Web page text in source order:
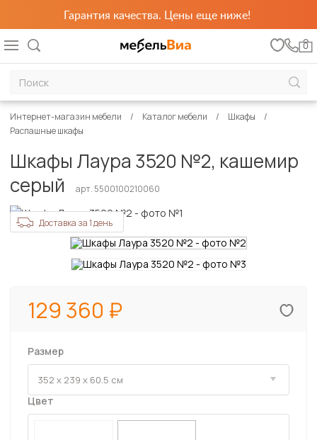
Гарантия качества. Цены еще ниже!
0
Интернет-магазин мебели Каталог мебели
Шкафы
Распашные шкафы
Шкафы Лаура 3520 №2, кашемир
серый
арт. 5500100210060
Доставка за 1 день
129 360
Размер
Цвет